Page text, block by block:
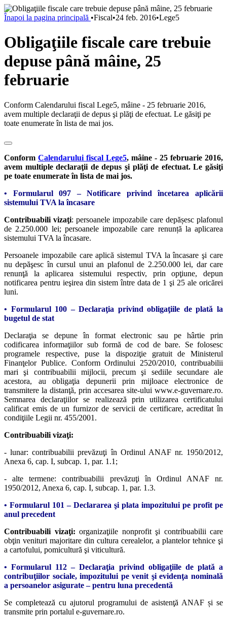
Înapoi la pagina principală •Fiscal•24 feb. 2016•Lege5
Obligaţiile fiscale care trebuie
depuse până mâine, 25
februarie
Conform Calendarului fiscal Lege5, mâine - 25 februarie 2016,
avem multiple declaraţii de depus şi plăţi de efectuat. Le găsiţi pe
toate enumerate în lista de mai jos.
Conform Calendarului fiscal Lege5, mâine - 25 februarie 2016,
avem multiple declaraţii de depus şi plăţi de efectuat. Le găsiţi
pe toate enumerate în lista de mai jos.
• Formularul 097 – Notificare privind încetarea aplicării
sistemului TVA la încasare
Contribuabili vizaţi: persoanele impozabile care depășesc plafonul
de 2.250.000 lei; persoanele impozabile care renunță la aplicarea
sistemului TVA la încasare.
Persoanele impozabile care aplică sistemul TVA la încasare şi care
nu depăşesc în cursul unui an plafonul de 2.250.000 lei, dar care
renunţă la aplicarea sistemului respectiv, prin opţiune, depun
notificarea pentru ieşirea din sistem între data de 1 şi 25 ale oricărei
luni.
• Formularul 100 – Declaraţia privind obligaţiile de plată la
bugetul de stat
Declaraţia se depune în format electronic sau pe hârtie prin
codificarea informaţiilor sub formă de cod de bare. Se folosesc
programele respective, puse la dispoziţie gratuit de Ministerul
Finanţelor Publice. Conform Ordinului 2520/2010, contribuabilii
mari şi contribuabilii mijlocii, precum şi sediile secundare ale
acestora, au obligaţia depunerii prin mijloace electronice de
transmitere la distanţă, prin accesarea site-ului www.e-guvernare.ro.
Semnarea declaraţiilor se realizează prin utilizarea certificatului
calificat emis de un furnizor de servicii de certificare, acreditat în
condiţiile Legii nr. 455/2001.
Contribuabili vizaţi:
- lunar: contribuabilii prevăzuţi în Ordinul ANAF nr. 1950/2012,
Anexa 6, cap. I, subcap. 1, par. 1.1;
- alte termene: contribuabilii prevăzuţi în Ordinul ANAF nr.
1950/2012, Anexa 6, cap. I, subcap. 1, par. 1.3.
• Formularul 101 – Declararea şi plata impozitului pe profit pe
anul precedent
Contribuabili vizaţi: organizaţiile nonprofit şi contribuabilii care
obţin venituri majoritare din cultura cerealelor, a plantelor tehnice şi
a cartofului, pomicultură şi viticultură.
• Formularul 112 – Declaraţia privind obligaţiile de plată a
contribuţiilor sociale, impozitului pe venit şi evidenţa nominală
a persoanelor asigurate – pentru luna precedentă
Se completează cu ajutorul programului de asistenţă ANAF și se
transmite prin portalul e-guvernare.ro.